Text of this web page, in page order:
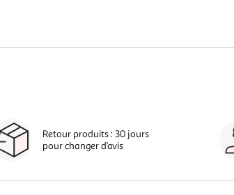
Retour produits : 30 jours
pour changer d’avis